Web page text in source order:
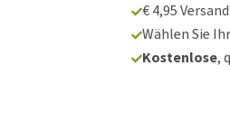
€ 4,95
Wählen Sie
Kostenlose,